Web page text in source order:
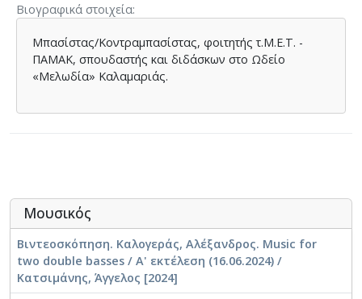
Βιογραφικά στοιχεία
Μπασίστας/Κοντραμπασίστας, φοιτητής τ.Μ.Ε.Τ. -
ΠΑΜΑΚ, σπουδαστής και διδάσκων στο Ωδείο
«Μελωδία» Καλαμαριάς.
Μουσικός
Βιντεοσκόπηση. Καλογεράς, Αλέξανδρος. Music for
two double basses / Α' εκτέλεση (16.06.2024) /
Κατσιμάνης, Άγγελος [2024]